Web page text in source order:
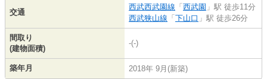
交通
西武西武園線 「 西武園 」駅 徒歩11分
西武狭山線 「 下山口 」駅 徒歩26分
間取り
(建物面積)
-(-)
築年月 2018年 9月(新築)